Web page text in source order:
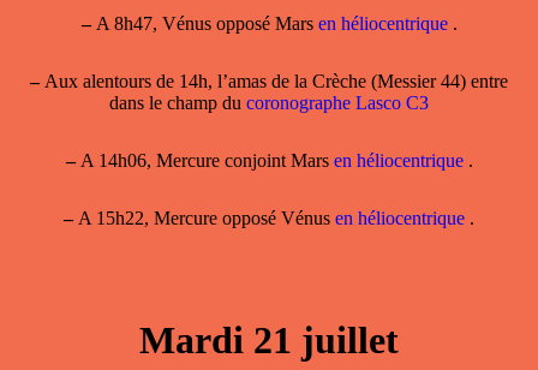
–A 8h47, Vénus opposé Mars en héliocentrique .
–Aux alentours de 14h, l’amas de la Crèche (Messier 44) entre
dans le champ du coronographe Lasco C3
–A 14h06, Mercure conjoint Mars en héliocentrique .
–A 15h22, Mercure opposé Vénus en héliocentrique .
Mardi 21 juillet